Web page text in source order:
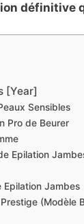
définitive
[Year]
Sensibles
Pro de Beurer
Epilation
Epilation Jambes
(Modèle